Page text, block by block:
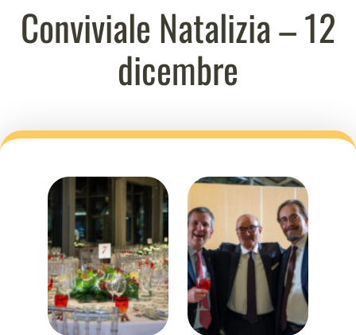
Conviviale Natalizia – 12
dicembre